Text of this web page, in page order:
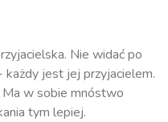
Nie widać po
każdy jest jej przyjacielem.
Ma w sobie mnóstwo
tym lepiej.